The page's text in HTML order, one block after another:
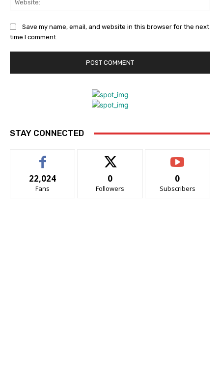
Save my name, email, and website in this browser for the next
time I comment.
STAY CONNECTED
22,024
Fans
0
Followers
0
Subscribers